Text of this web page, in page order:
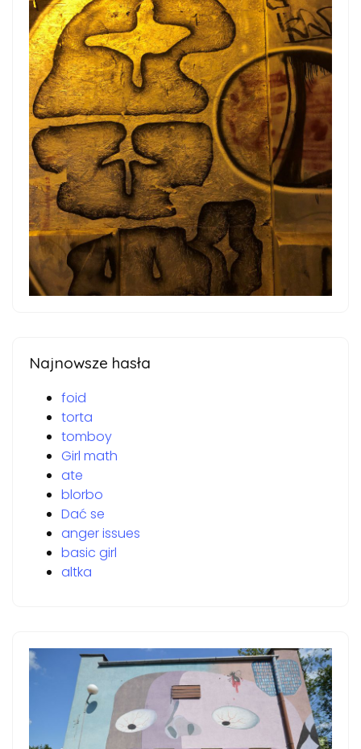
Najnowsze hasła
foid
torta
tomboy
Girl math
ate
blorbo
Dać se
anger issues
basic girl
altka